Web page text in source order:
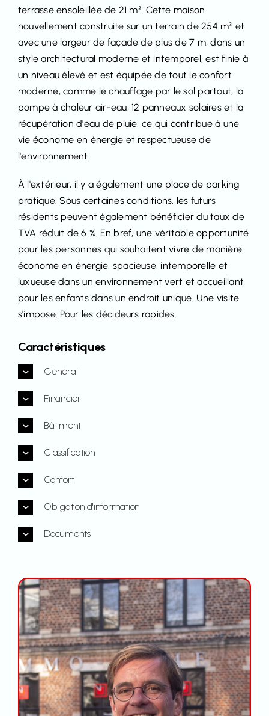
terrasse ensoleillée de 21 m². Cette maison
nouvellement construite sur un terrain de 254 m² et
avec une largeur de façade de plus de 7 m, dans un
style architectural moderne et intemporel, est finie à
un niveau élevé et est équipée de tout le confort
moderne, comme le chauffage par le sol partout, la
pompe à chaleur air-eau, 12 panneaux solaires et la
récupération d'eau de pluie, ce qui contribue à une
vie économe en énergie et respectueuse de
l'environnement.
À l'extérieur, il y a également une place de parking
pratique. Sous certaines conditions, les futurs
résidents peuvent également bénéficier du taux de
TVA réduit de 6 %. En bref, une véritable opportunité
pour les personnes qui souhaitent vivre de manière
économe en énergie, spacieuse, intemporelle et
luxueuse dans un environnement vert et accueillant
pour les enfants dans un endroit unique. Une visite
s'impose. Pour les décideurs rapides.
Caractéristiques
Général
Financier
Bâtiment
Classification
Confort
Obligation d'information
Documents